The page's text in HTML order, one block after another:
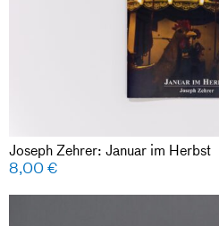
Joseph Zehrer: Januar im Herbst
8,00€